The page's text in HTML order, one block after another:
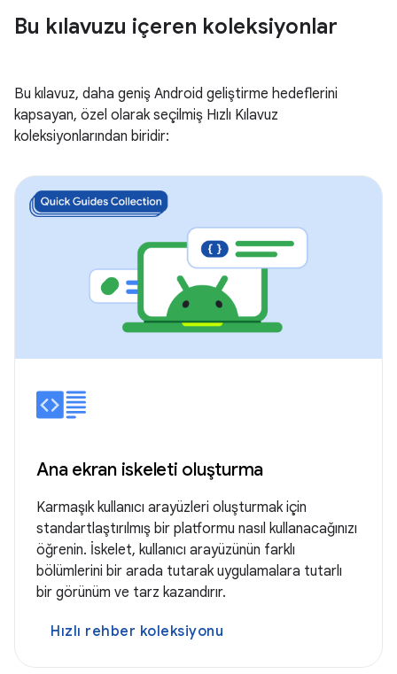
Bu kılavuzu içeren koleksiyonlar
Bu kılavuz, daha geniş Android geliştirme hedeflerini
kapsayan, özel olarak seçilmiş Hızlı Kılavuz
koleksiyonlarından biridir:
Ana ekran iskeleti oluşturma
Karmaşık kullanıcı arayüzleri oluşturmak için
standartlaştırılmış bir platformu nasıl kullanacağınızı
öğrenin. İskelet, kullanıcı arayüzünün farklı
bölümlerini bir arada tutarak uygulamalara tutarlı
bir görünüm ve tarz kazandırır.
Hızlı rehber koleksiyonu